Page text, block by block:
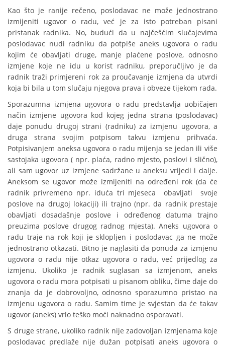
Kao što je ranije rečeno, poslodavac ne može jednostrano
izmijeniti ugovor o radu, već je za isto potreban pisani
pristanak radnika. No, budući da u najčešćim slučajevima
poslodavac nudi radniku da potpiše aneks ugovora o radu
kojim će obavljati druge, manje plaćene poslove, odnosno
izmjene koje ne idu u korist radniku, preporučljivo je da
radnik traži primjereni rok za proučavanje izmjena da utvrdi
koja bi bila u tom slučaju njegova prava i obveze tijekom rada.
Sporazumna izmjena ugovora o radu predstavlja uobičajen
način izmjene ugovora kod kojeg jedna strana (poslodavac)
daje ponudu drugoj strani (radniku) za izmjenu ugovora, a
druga strana svojim potpisom takvu izmjenu prihvaća.
Potpisivanjem aneksa ugovora o radu mijenja se jedan ili više
sastojaka ugovora ( npr. plaća, radno mjesto, poslovi i slično),
ali sam ugovor uz izmjene sadržane u aneksu vrijedi i dalje.
Aneksom se ugovor može izmijeniti na određeni rok (da će
radnik privremeno npr. iduća tri mjeseca obavljati svoje
poslove na drugoj lokaciji) ili trajno (npr. da radnik prestaje
obavljati dosadašnje poslove i određenog datuma trajno
preuzima poslove drugog radnog mjesta). Aneks ugovora o
radu traje na rok koji je sklopljen i poslodavac ga ne može
jednostrano otkazati. Bitno je naglasiti da ponuda za izmjenu
ugovora o radu nije otkaz ugovora o radu, već prijedlog za
izmjenu. Ukoliko je radnik suglasan sa izmjenom, aneks
ugovora o radu mora potpisati u pisanom obliku, čime daje do
znanja da je dobrovoljno, odnosno sporazumno pristao na
izmjenu ugovora o radu. Samim time je svjestan da će takav
ugovor (aneks) vrlo teško moći naknadno osporavati.
S druge strane, ukoliko radnik nije zadovoljan izmjenama koje
poslodavac predlaže nije dužan potpisati aneks ugovora o